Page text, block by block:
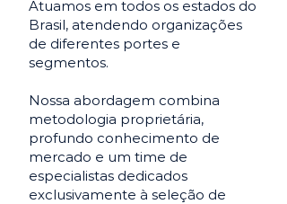
Atuamos em todos os estados do
Brasil, atendendo organizações
de diferentes portes e
segmentos.
Nossa abordagem combina
metodologia proprietária,
profundo conhecimento de
mercado e um time de
especialistas dedicados
exclusivamente à seleção de